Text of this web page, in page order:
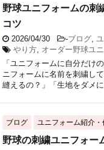
野球ユニフォームの刺
コツ
2026/04/30 -ブログ,
やり方, オーダー野球ユ
「ユニフォームに自分だけ
ニフォームに名前を刺繍し
縫えるの？」「生地をダメ
ブログ ユニフォーム紹介・
野球の刺繍ユニフォー